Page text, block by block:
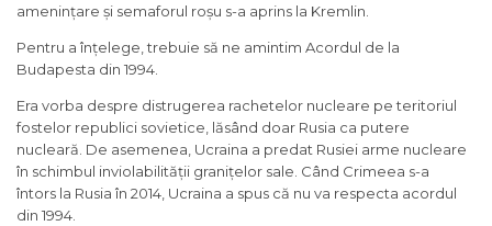
amenințare și semaforul roșu s-a aprins la Kremlin.
Pentru a înțelege, trebuie să ne amintim Acordul de la
Budapesta din 1994.
Era vorba despre distrugerea rachetelor nucleare pe teritoriul
fostelor republici sovietice, lăsând doar Rusia ca putere
nucleară. De asemenea, Ucraina a predat Rusiei arme nucleare
în schimbul inviolabilității granițelor sale. Când Crimeea s-a
întors la Rusia în 2014, Ucraina a spus că nu va respecta acordul
din 1994.